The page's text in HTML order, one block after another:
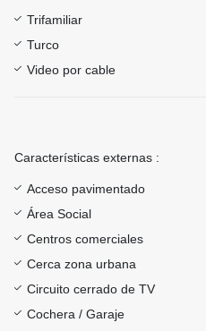
Trifamiliar
Turco
Video por cable
Características externas :
Acceso pavimentado
Área Social
Centros comerciales
Cerca zona urbana
Circuito cerrado de TV
Cochera / Garaje